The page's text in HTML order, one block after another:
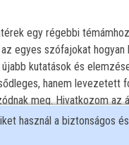
egy régebbi
egyes szófajokat
kutatások és
hanem levezetett
meg. Hivatkozom
visszatérek egyes
használ a biztonságos